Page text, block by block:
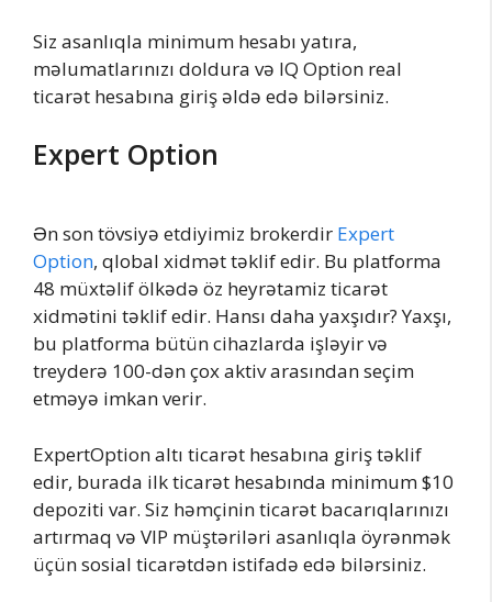
Siz asanlıqla minimum hesabı yatıra,
məlumatlarınızı doldura və IQ Option real
ticarət hesabına giriş əldə edə bilərsiniz.
Expert Option
Ən son tövsiyə etdiyimiz brokerdir Expert
Option, qlobal xidmət təklif edir. Bu platforma
48 müxtəlif ölkədə öz heyrətamiz ticarət
xidmətini təklif edir. Hansı daha yaxşıdır? Yaxşı,
bu platforma bütün cihazlarda işləyir və
treyderə 100-dən çox aktiv arasından seçim
etməyə imkan verir.
ExpertOption altı ticarət hesabına giriş təklif
edir, burada ilk ticarət hesabında minimum $10
depoziti var. Siz həmçinin ticarət bacarıqlarınızı
artırmaq və VIP müştəriləri asanlıqla öyrənmək
üçün sosial ticarətdən istifadə edə bilərsiniz.